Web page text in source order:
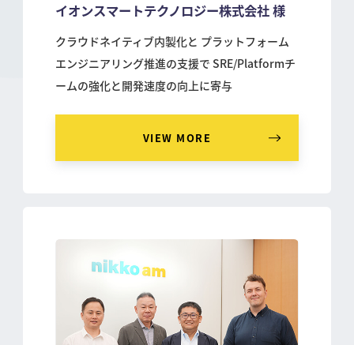
イオンスマートテクノロジー株式会社 様
クラウドネイティブ内製化と プラットフォーム
エンジニアリング推進の支援で SRE/Platformチ
ームの強化と開発速度の向上に寄与
VIEW MORE